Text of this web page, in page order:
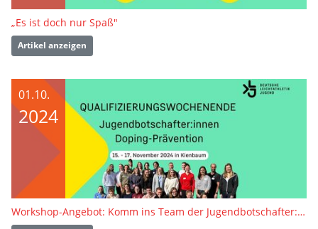
„Es ist doch nur Spaß"
Artikel anzeigen
01.10.
2024
Workshop-Angebot: Komm ins Team der Jugendbotschafter:innen Doping-Prävention